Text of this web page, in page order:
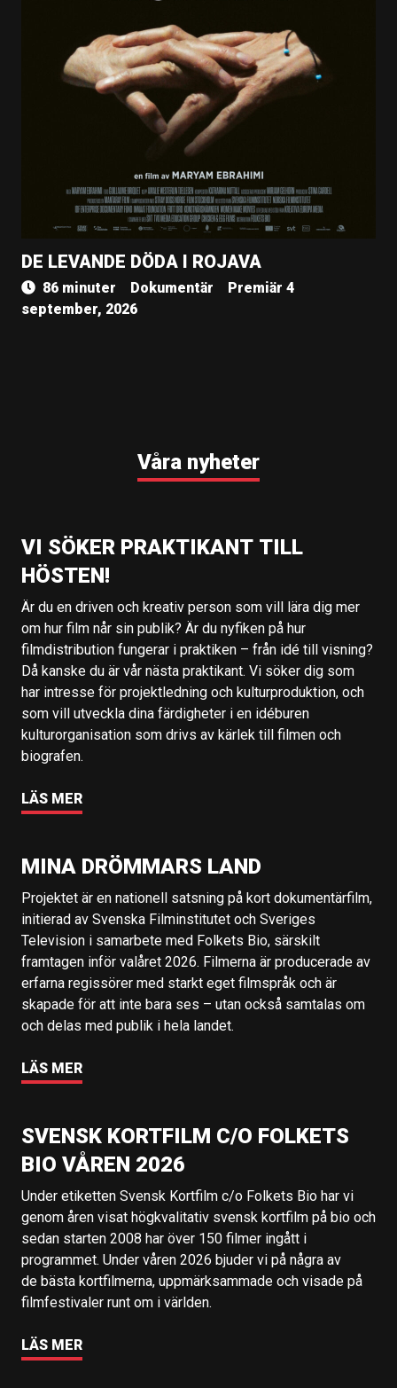
DE LEVANDE DÖDA I ROJAVA
86 minuter Dokumentär
Premiär 4
september, 2026
Våra nyheter
VI SÖKER PRAKTIKANT TILL
HÖSTEN!
Är du en driven och kreativ person som vill lära dig mer
om hur film når sin publik? Är du nyfiken på hur
filmdistribution fungerar i praktiken – från idé till visning?
Då kanske du är vår nästa praktikant. Vi söker dig som
har intresse för projektledning och kulturproduktion, och
som vill utveckla dina färdigheter i en idéburen
kulturorganisation som drivs av kärlek till filmen och
biografen.
LÄS MER
MINA DRÖMMARS LAND
Projektet är en nationell satsning på kort dokumentärfilm,
initierad av Svenska Filminstitutet och Sveriges
Television i samarbete med Folkets Bio, särskilt
framtagen inför valåret 2026. Filmerna är producerade av
erfarna regissörer med starkt eget filmspråk och är
skapade för att inte bara ses – utan också samtalas om
och delas med publik i hela landet.
LÄS MER
SVENSK KORTFILM C/O FOLKETS
BIO VÅREN 2026
Under etiketten Svensk Kortfilm c/o Folkets Bio har vi
genom åren visat högkvalitativ svensk kortfilm på bio och
sedan starten 2008 har över 150 filmer ingått i
programmet. Under våren 2026 bjuder vi på några av
de bästa kortfilmerna, uppmärksammade och visade på
filmfestivaler runt om i världen.
LÄS MER